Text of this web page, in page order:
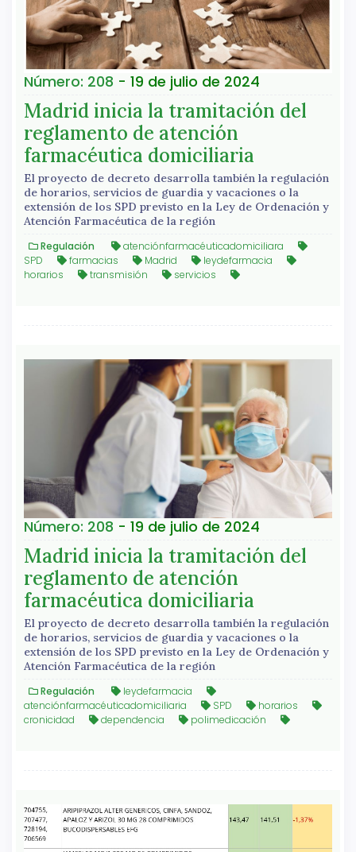
Número: 208 - 19 de julio de 2024
Madrid inicia la tramitación del
reglamento de atención
farmacéutica domiciliaria
El proyecto de decreto desarrolla también la regulación
de horarios, servicios de guardia y vacaciones o la
extensión de los SPD previsto en la Ley de Ordenación y
Atención Farmacéutica de la región
Regulación
atenciónfarmacéuticadomiciliara
SPD
farmacias Madrid
leydefarmacia
horarios
transmisión servicios
Número: 208 - 19 de julio de 2024
Madrid inicia la tramitación del
reglamento de atención
farmacéutica domiciliaria
El proyecto de decreto desarrolla también la regulación
de horarios, servicios de guardia y vacaciones o la
extensión de los SPD previsto en la Ley de Ordenación y
Atención Farmacéutica de la región
Regulación
leydefarmacia
atenciónfarmacéuticadomiciliaria
SPD
horarios
cronicidad
dependencia polimedicación